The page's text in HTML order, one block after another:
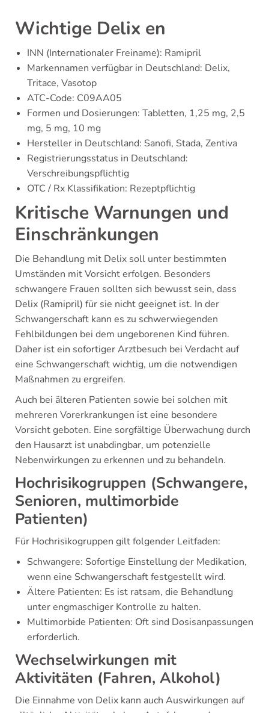
Wichtige Delix en
INN (Internationaler Freiname): Ramipril
Markennamen verfügbar in Deutschland: Delix,
Tritace, Vasotop
ATC-Code: C09AA05
Formen und Dosierungen: Tabletten, 1,25 mg, 2,5
mg, 5 mg, 10 mg
Hersteller in Deutschland: Sanofi, Stada, Zentiva
Registrierungsstatus in Deutschland:
Verschreibungspflichtig
OTC / Rx Klassifikation: Rezeptpflichtig
Kritische Warnungen und
Einschränkungen
Die Behandlung mit Delix soll unter bestimmten
Umständen mit Vorsicht erfolgen. Besonders
schwangere Frauen sollten sich bewusst sein, dass
Delix (Ramipril) für sie nicht geeignet ist. In der
Schwangerschaft kann es zu schwerwiegenden
Fehlbildungen bei dem ungeborenen Kind führen.
Daher ist ein sofortiger Arztbesuch bei Verdacht auf
eine Schwangerschaft wichtig, um die notwendigen
Maßnahmen zu ergreifen.
Auch bei älteren Patienten sowie bei solchen mit
mehreren Vorerkrankungen ist eine besondere
Vorsicht geboten. Eine sorgfältige Überwachung durch
den Hausarzt ist unabdingbar, um potenzielle
Nebenwirkungen zu erkennen und zu behandeln.
Hochrisikogruppen (Schwangere,
Senioren, multimorbide
Patienten)
Für Hochrisikogruppen gilt folgender Leitfaden:
Schwangere: Sofortige Einstellung der Medikation,
wenn eine Schwangerschaft festgestellt wird.
Ältere Patienten: Es ist ratsam, die Behandlung
unter engmaschiger Kontrolle zu halten.
Multimorbide Patienten: Oft sind Dosisanpassungen
erforderlich.
Wechselwirkungen mit
Aktivitäten (Fahren, Alkohol)
Die Einnahme von Delix kann auch Auswirkungen auf